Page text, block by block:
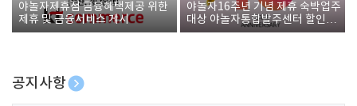
야놀자제휴점 금융혜택제공 위한
제휴 및 금융서비스 게시
야놀자16주년 기념 제휴 숙박업주
대상 야놀자통합발주센터 할인쿠
폰 증정
공지사항
[호텔업] 개인정보 처리방침 개정본1 (19.09.02)